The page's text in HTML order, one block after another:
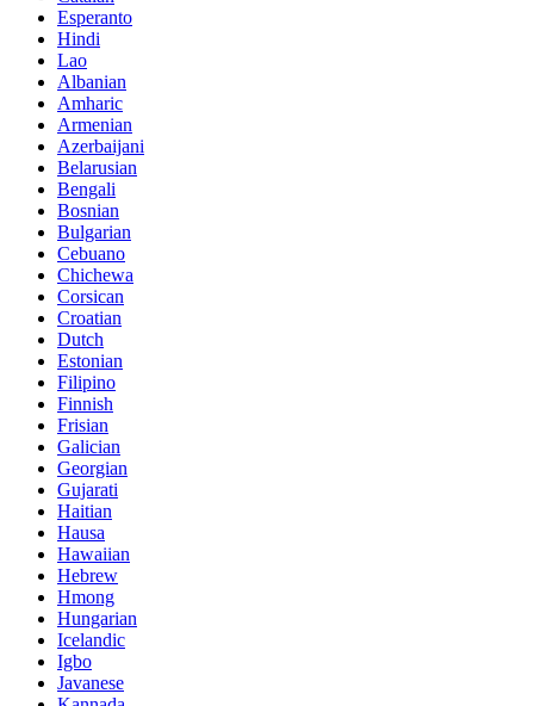
Esperanto
Hindi
Lao
Albanian
Amharic
Armenian
Azerbaijani
Belarusian
Bengali
Bosnian
Bulgarian
Cebuano
Chichewa
Corsican
Croatian
Dutch
Estonian
Filipino
Finnish
Frisian
Galician
Georgian
Gujarati
Haitian
Hausa
Hawaiian
Hebrew
Hmong
Hungarian
Icelandic
Igbo
Javanese